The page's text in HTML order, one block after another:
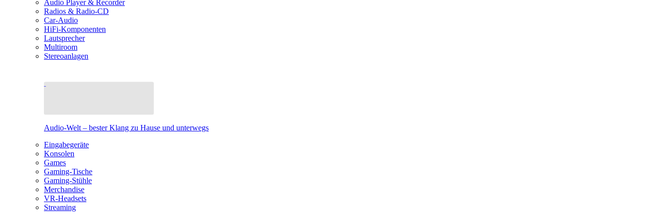
Audio Player & Recorder
Radios & Radio-CD
Car-Audio
HiFi-Komponenten
Lautsprecher
Multiroom
Stereoanlagen
Audio-Welt – bester Klang zu Hause und unterwegs
Eingabegeräte
Konsolen
Games
Gaming-Tische
Gaming-Stühle
Merchandise
VR-Headsets
Streaming